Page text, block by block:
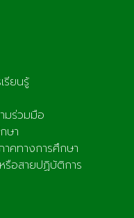
รียนรู้
มร่วมมือ
ษา
าคทางการศึกษา
รือสายปฏิบัติการ